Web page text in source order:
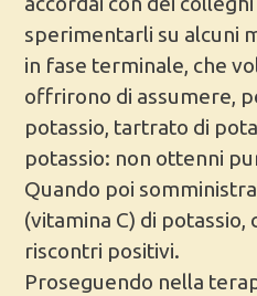
sperimentarli su alcuni
in fase terminale, che
offrirono di assumere,
potassio, tartrato di
potassio: non ottenni
Quando poi
(vitamina C) di potassio,
riscontri positivi.
Proseguendo nella